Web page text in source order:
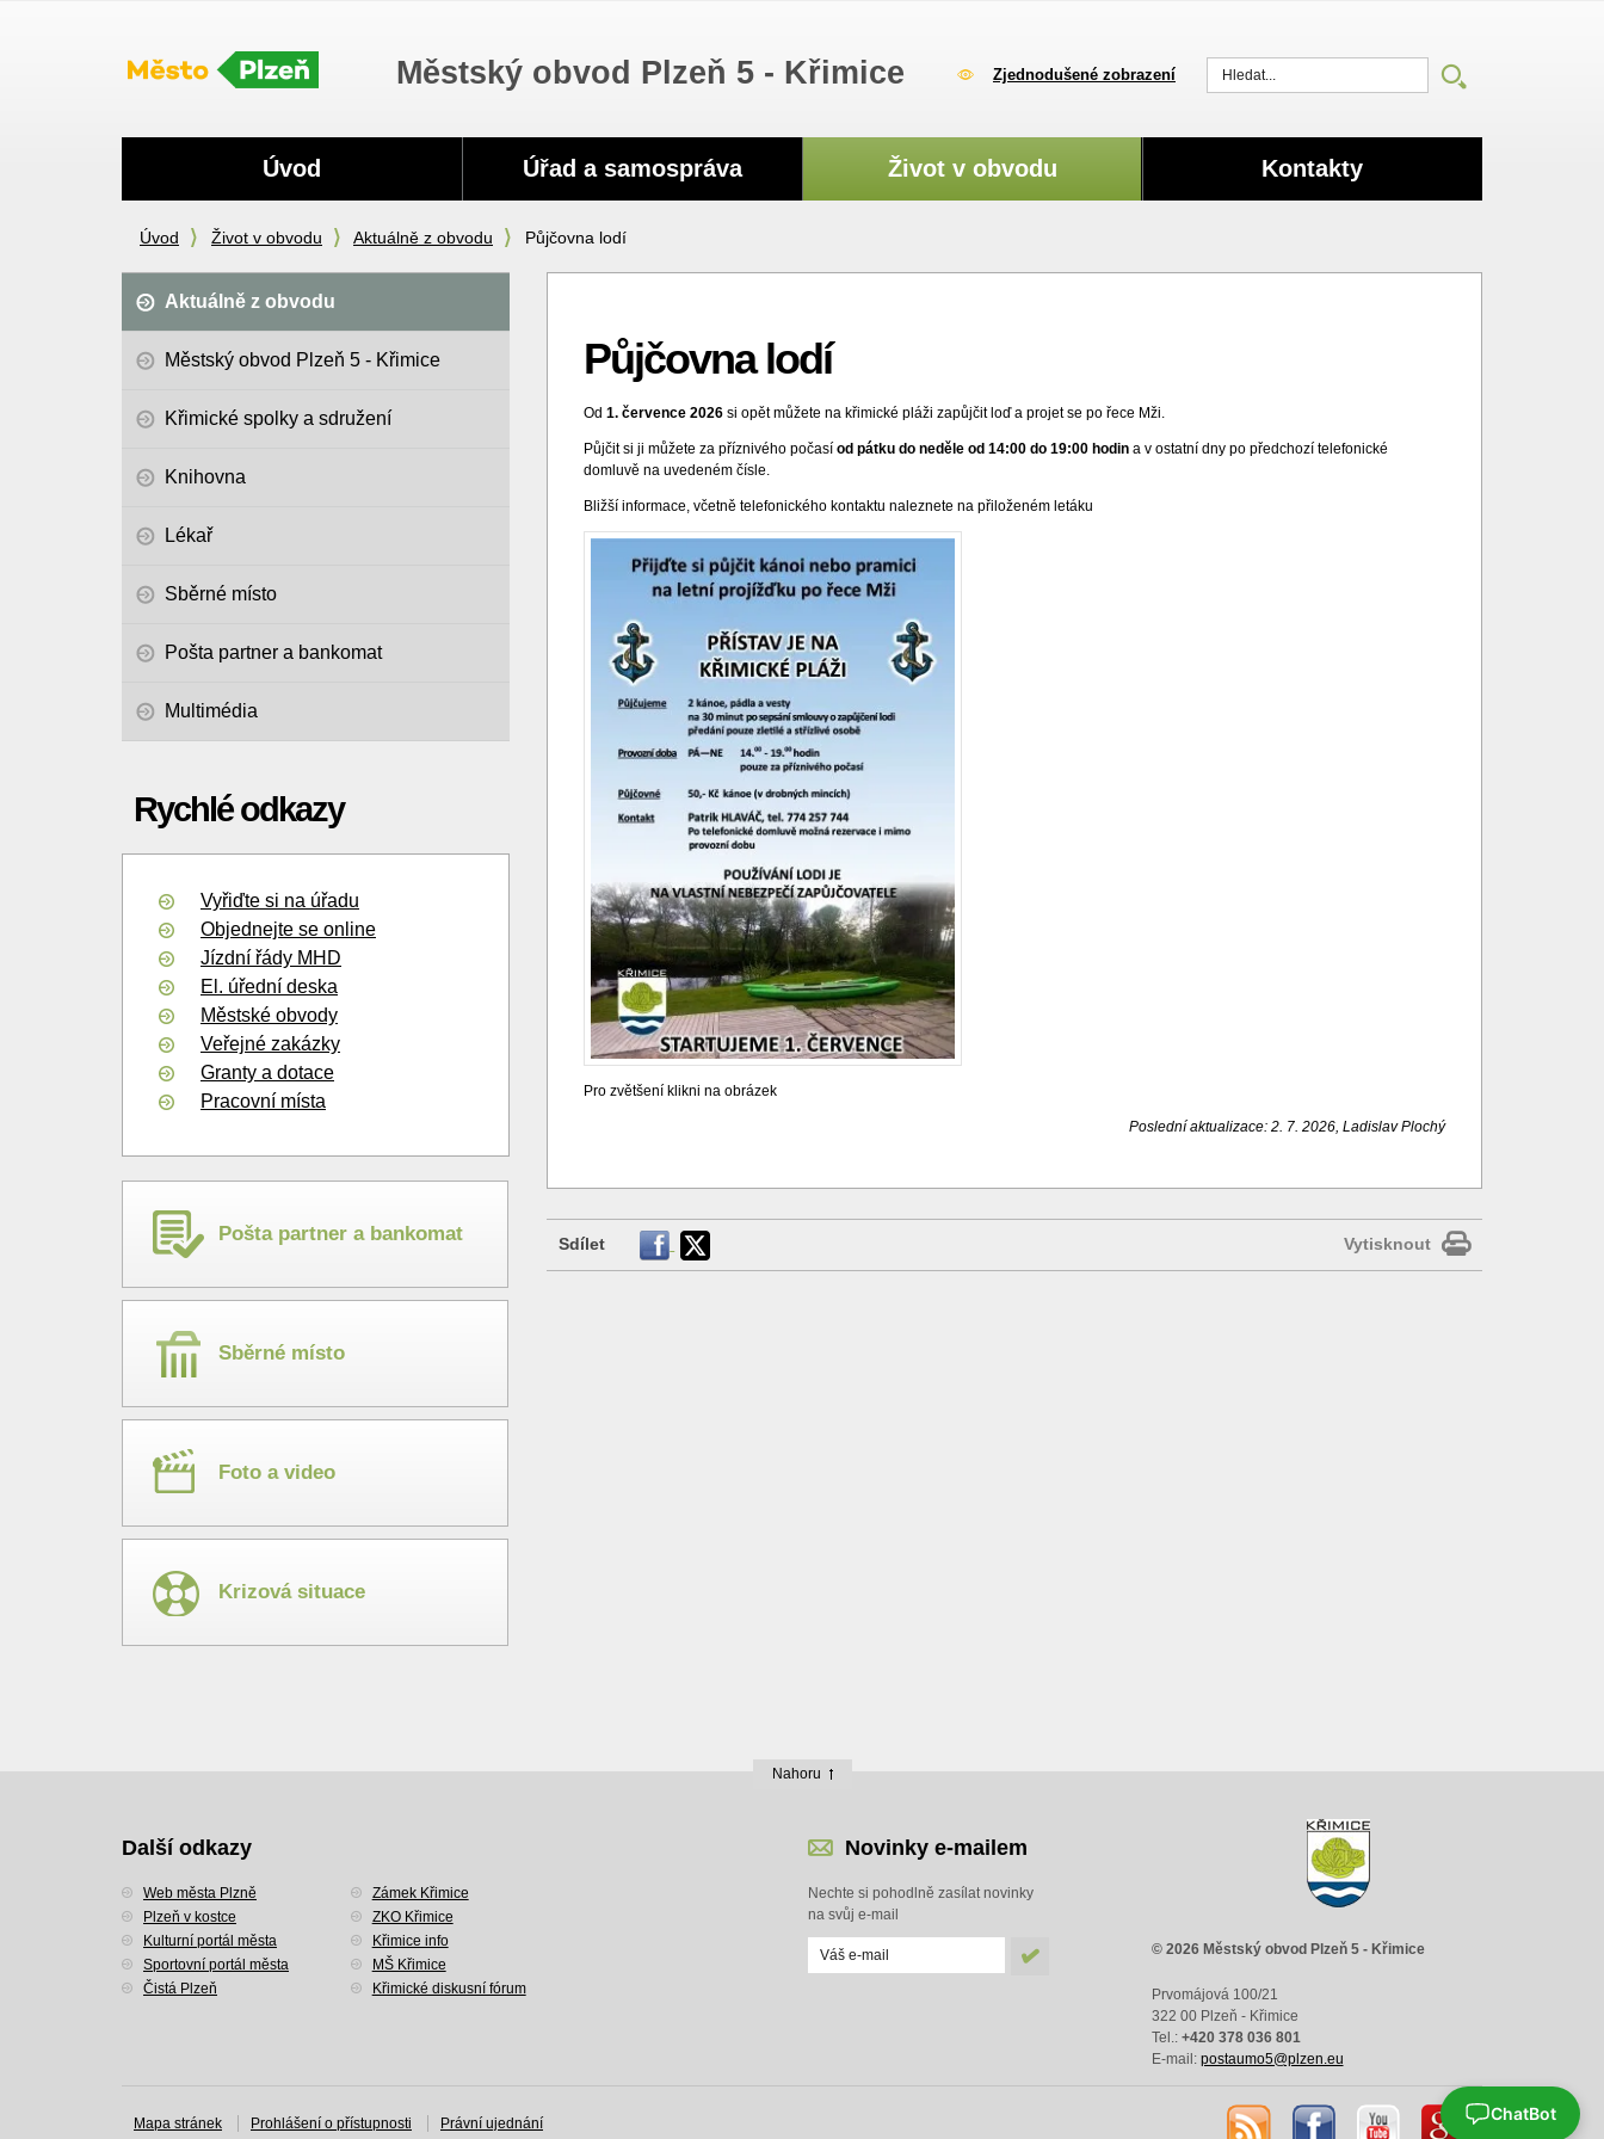
Městský obvod Plzeň 5 - Křimice Zjednodušené zobrazení
Úvod Život v obvodu Aktuálně z obvodu Půjčovna lodí
Půjčovna lodí
Od1. července 2026 si opět můžete na křimické pláži zapůjčit loď a projet se po řece Mži.
Půjčit si ji můžete za příznivého počasíod pátku do neděle od 14:00 do 19:00 hodin a v ostatní dny po předchozí telefonické
domluvě na uvedeném čísle.
Bližší informace, včetně telefonického kontaktu naleznete na přiloženém letáku
Pro zvětšení klikni na obrázek
Poslední aktualizace: 2. 7. 2026, Ladislav Plochý
Sdílet Vytisknout
Aktuálně z obvodu
Městský obvod Plzeň 5 - Křimice
Křimické spolky a sdružení
Knihovna
Lékař
Sběrné místo
Pošta partner a bankomat
Multimédia
Rychlé odkazy
Vyřiďte si na úřadu
Objednejte se online
Jízdní řády MHD
El. úřední deska
Městské obvody
Veřejné zakázky
Granty a dotace
Pracovní místa
Pošta partner a bankomat
Sběrné místo
Foto a video
Krizová situace
Úvod Úřad a samospráva Život v obvodu Kontakty
Nahoru
Další odkazy
Web města Plzně
Plzeň v kostce
Kulturní portál města
Sportovní portál města
Čistá Plzeň
Zámek Křimice
ZKO Křimice
Křimice info
MŠ Křimice
Křimické diskusní fórum
Novinky e-mailem
Nechte si pohodlně zasílat novinky
na svůj e-mail
© 2026 Městský obvod Plzeň 5 - Křimice
Prvomájová 100/21
322 00 Plzeň - Křimice
Tel.: +420 378 036 801
E-mail: postaumo5@plzen.eu
Mapa stránek Prohlášení o přístupnosti Právní ujednání ChatBot